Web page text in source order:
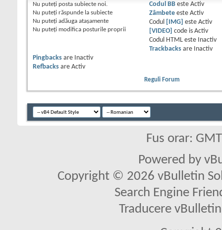
Nu puteţi posta subiecte noi.
Nu puteţi răspunde la subiecte
Nu puteţi adăuga ataşamente
Nu puteţi modifica posturile proprii
Codul BBeste Activ
Zâmbeteeste Activ
Codul
[IMG] este Activ
[VIDEO] code is Activ
Codul HTML este
Inactiv
Trackbacksare
Inactiv
Pingbacks are
Inactiv
Refbacks are Activ
Reguli Forum
Fus orar:
Powered by
Copyright © 2026 vBulletin
Search Engine
Traducere